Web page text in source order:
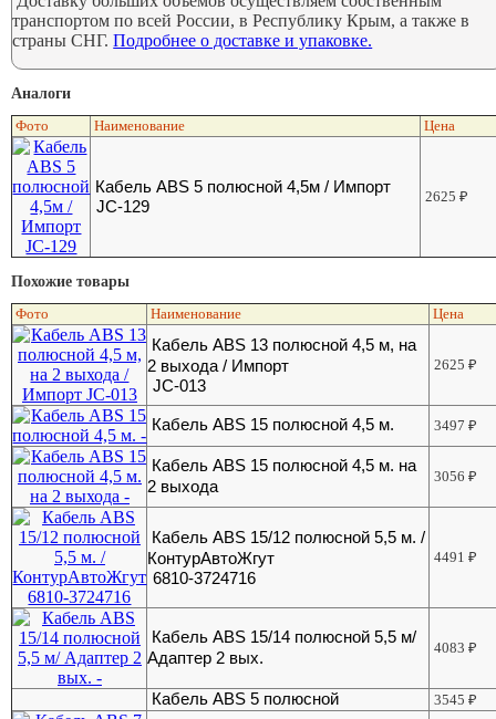
транспортом по всей России, в Республику Крым, а также в
страны СНГ.Подробнее о доставке и упаковке.
Аналоги
Фото Наименование Цена
Кабель ABS 5 полюсной 4,5м / Импорт
JC-129
2625₽
Похожие товары
Фото Наименование Цена
Кабель ABS 13 полюсной 4,5 м, на
2 выхода / Импорт
JC-013
2625₽
Кабель ABS 15 полюсной 4,5 м. 3497₽
Кабель ABS 15 полюсной 4,5 м. на
2 выхода
3056₽
Кабель ABS 15/12 полюсной 5,5 м. /
КонтурАвтоЖгут
6810-3724716
4491₽
Кабель ABS 15/14 полюсной 5,5 м/
Адаптер 2 вых.
4083₽
Кабель ABS 5 полюсной 3545₽